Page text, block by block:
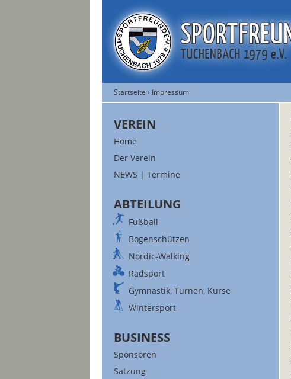
Startseite › Impressum
VEREIN
Home
Der Verein
NEWS | Termine
ABTEILUNG
Fußball
Bogenschützen
Nordic-Walking
Radsport
Gymnastik, Turnen, Kurse
Wintersport
BUSINESS
Sponsoren
Satzung